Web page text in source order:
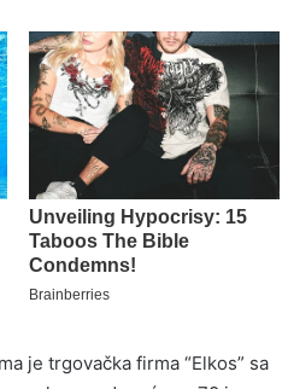
je trgovačka firma “Elkos” sa